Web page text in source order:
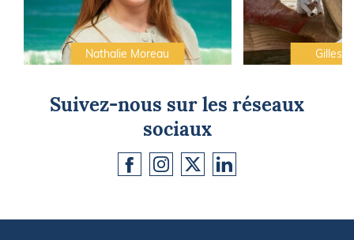
Nathalie Moreau Gilles
Suivez-nous sur les réseaux
sociaux